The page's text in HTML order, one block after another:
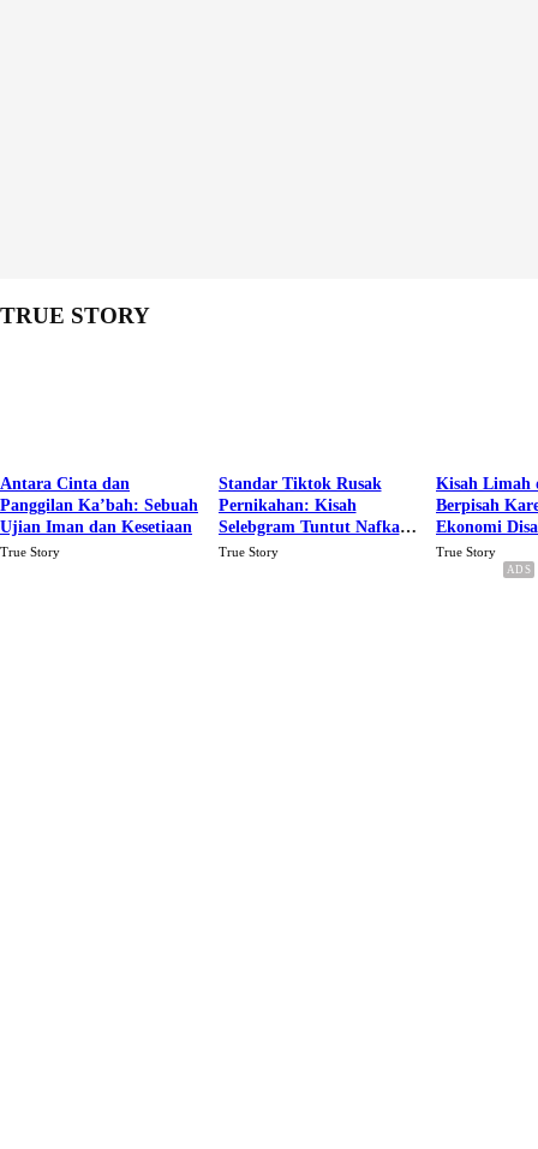
TRUE STORY
Antara Cinta dan
Panggilan Ka’bah: Sebuah
Ujian Iman dan Kesetiaan
True Story
Standar Tiktok Rusak
Pernikahan: Kisah
Selebgram Tuntut Nafkah
Rp.15 Juta Perbulan
True Story
Kisah Limah
Berpisah
Ekonomi
Karena Cinta
True Story